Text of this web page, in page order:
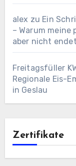
alex zu Ein
– Warum meine
aber nicht endet
Freitagsfüller
Regionale Eis-
in Geslau
Zertifikate